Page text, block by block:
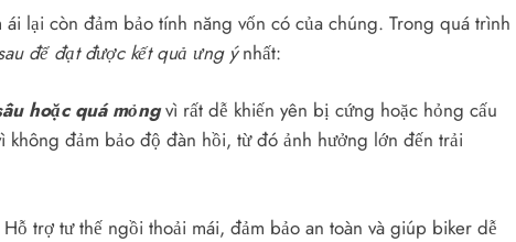
lại còn đảm bảo tính năng vốn có của chúng. Trong quá trình
để đạt được kết quả ưng ýnhất:
hoặc quá mỏngvì rất dễ khiến yên bị cứng hoặc hỏng cấu
đảm bảo độ đàn hồi, từ đó ảnh hưởng lớn đến trải
trợ tư thế ngồi thoải mái, đảm bảo an toàn và giúp biker dễ